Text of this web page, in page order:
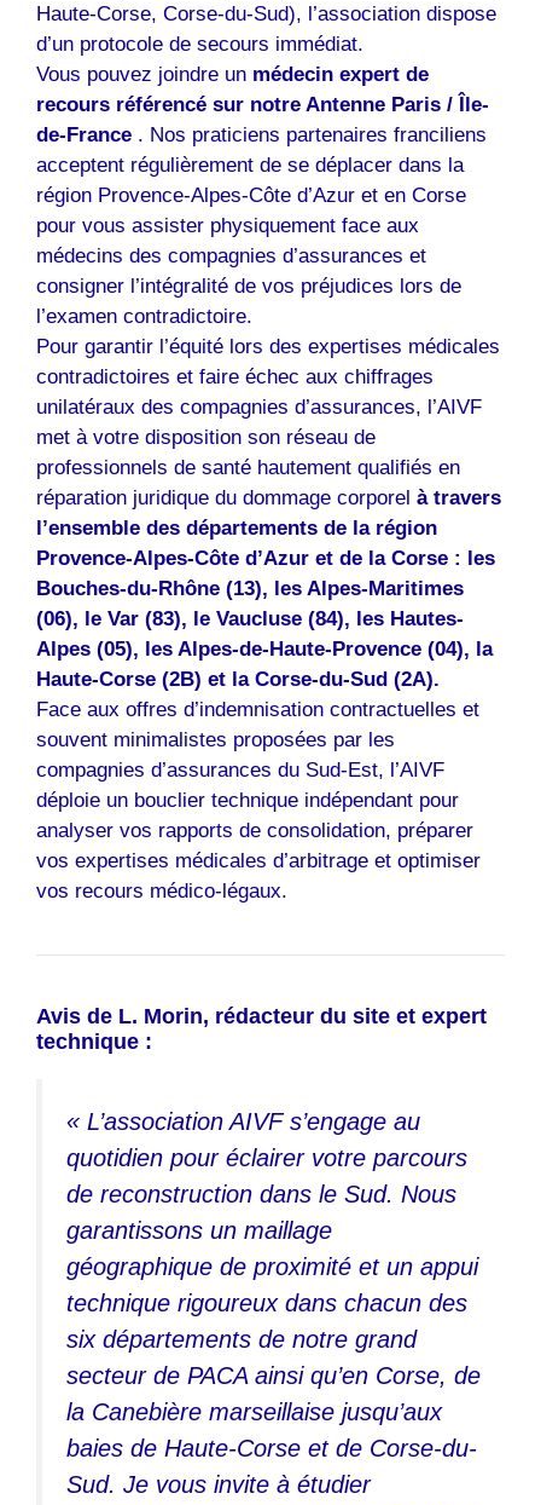
Haute-Corse, Corse-du-Sud), l’association dispose
d’un protocole de secours immédiat.
Vous pouvez joindre un médecin expert de
recours référencé sur notre Antenne Paris / Île-
de-France . Nos praticiens partenaires franciliens
acceptent régulièrement de se déplacer dans la
région Provence-Alpes-Côte d’Azur et en Corse
pour vous assister physiquement face aux
médecins des compagnies d’assurances et
consigner l’intégralité de vos préjudices lors de
l’examen contradictoire.
Pour garantir l’équité lors des expertises médicales
contradictoires et faire échec aux chiffrages
unilatéraux des compagnies d’assurances, l’AIVF
met à votre disposition son réseau de
professionnels de santé hautement qualifiés en
réparation juridique du dommage corporel à travers
l’ensemble des départements de la région
Provence-Alpes-Côte d’Azur et de la Corse : les
Bouches-du-Rhône (13), les Alpes-Maritimes
(06), le Var (83), le Vaucluse (84), les Hautes-
Alpes (05), les Alpes-de-Haute-Provence (04), la
Haute-Corse (2B) et la Corse-du-Sud (2A).
Face aux offres d’indemnisation contractuelles et
souvent minimalistes proposées par les
compagnies d’assurances du Sud-Est, l’AIVF
déploie un bouclier technique indépendant pour
analyser vos rapports de consolidation, préparer
vos expertises médicales d’arbitrage et optimiser
vos recours médico-légaux.
Avis de L. Morin, rédacteur du site et expert
technique :
« L’association AIVF s’engage au
quotidien pour éclairer votre parcours
de reconstruction dans le Sud. Nous
garantissons un maillage
géographique de proximité et un appui
technique rigoureux dans chacun des
six départements de notre grand
secteur de PACA ainsi qu’en Corse, de
la Canebière marseillaise jusqu’aux
baies de Haute-Corse et de Corse-du-
Sud. Je vous invite à étudier